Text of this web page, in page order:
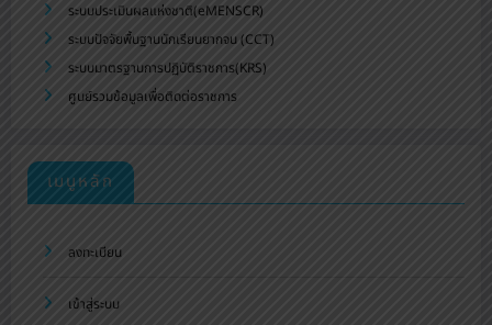
ระบบประเมินผลแห่งชาติ(eMENSCR)
ระบบปัจจัยพื้นฐานนักเรียนยากจน (CCT)
ระบบมาตรฐานการปฏิบัติราชการ(KRS)
ศูนย์รวมข้อมูลเพื่อติดต่อราชการ
เมนูหลัก
ลงทะเบียน
เข้าสู่ระบบ